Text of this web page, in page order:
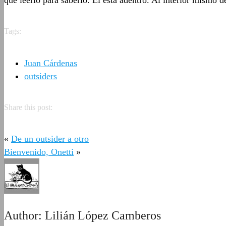
Tags:
Juan Cárdenas
outsiders
Share this post:
« De un outsider a otro
Bienvenido, Onetti »
Author: Lilián López Camberos